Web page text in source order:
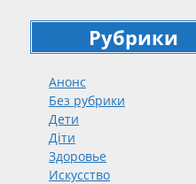
Рубрики
Анонс
Без рубрики
Дети
Діти
Здоровье
Искусство